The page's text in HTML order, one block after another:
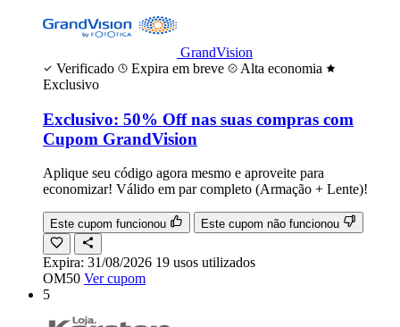
GrandVision
Verificado
Expira em breve
Alta economia
Exclusivo
Exclusivo: 50% Off nas suas compras com
Cupom GrandVision
Aplique seu código agora mesmo e aproveite para
economizar! Válido em par completo (Armação + Lente)!
Este cupom funcionou Este cupom não funcionou
Expira: 31/08/2026 19 usos utilizados
OM50 Ver cupom
5